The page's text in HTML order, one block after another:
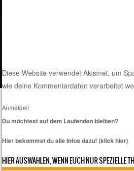
Diese Website verwendet Akismet, um
wie deine Kommentardaten verarbeitet
Anmelden
Du möchtest auf dem Laufenden bleiben?
Hier bekommst du alle Infos dazu! (klick hier)
HIER AUSWÄHLEN, WENN EUCH NUR SPEZIELLE